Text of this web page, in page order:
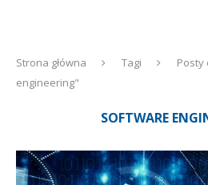
Strona główna Tagi
engineering"
SOFTWARE